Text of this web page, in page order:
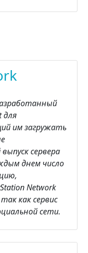
для
им загружать
сервера
днем число
Network
как сервис
сети.